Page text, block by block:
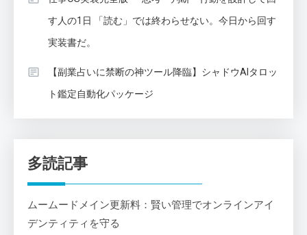
す人の1日 「読む」では終わらせない。今日から回す
実装書だ。
【副業占いに禁断の神ツール降臨】シャドウAIタロッ
ト鑑定自動化パッケージ
多読記事
ムームードメイン更新料：賢い管理でオンラインアイ
デンティティを守る